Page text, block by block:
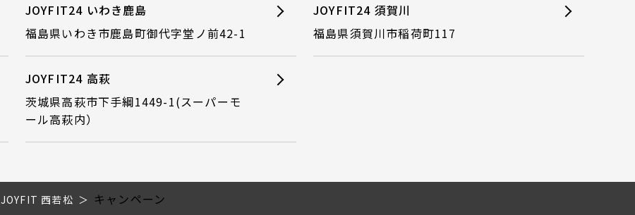
JOYFIT24 いわき鹿島
福島県いわき市鹿島町御代字堂ノ前42-1
JOYFIT24 須賀川
福島県須賀川市稲荷町117
JOYFIT24 高萩
茨城県高萩市下手綱1449-1(スーパーモ
ール高萩内）
JOYFIT 西若松 キャンペーン